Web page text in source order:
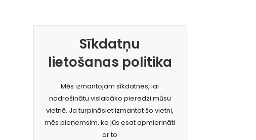
Sīkdatņu
lietošanas politika
Mēs izmantojam sīkdatnes, lai
nodrošinātu vislabāko pieredzi mūsu
vietnē. Ja turpināsiet izmantot šo vietni,
mēs pieņemsim, ka jūs esat apmierināti
ar to